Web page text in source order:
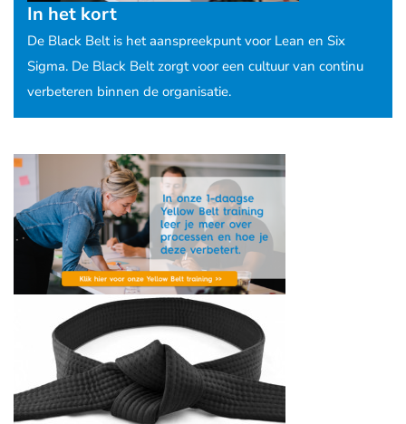
In het kort
De Black Belt is het aanspreekpunt voor Lean en Six
Sigma. De Black Belt zorgt voor een cultuur van continu
verbeteren binnen de organisatie.